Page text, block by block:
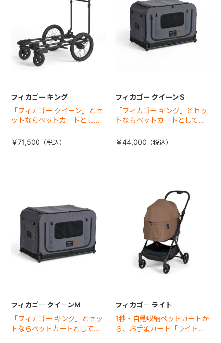
フィカゴー キング
「フィカゴー クイーン」とセ
ットならペットカートとして
使える、耐荷重50kgの大型犬
向け車体登場！
￥71,500
フィカゴー クイーンＳ
「フィカゴー キング」とセッ
トならペットカートとしても
使える、耐荷重30㎏の中～大
型犬向けケージが登場！
￥44,000
フィカゴー クイーンＭ
「フィカゴー キング」とセッ
トならペットカートとしても
使える、耐荷重50㎏の大型犬
フィカゴー ライト
1秒・自動収納ペットカートか
ら、お手頃カート「ライト」
が登場！